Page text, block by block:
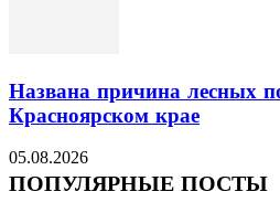
Названа причина лесных
Красноярском крае
05.08.2026
ПОПУЛЯРНЫЕ ПОСТЫ